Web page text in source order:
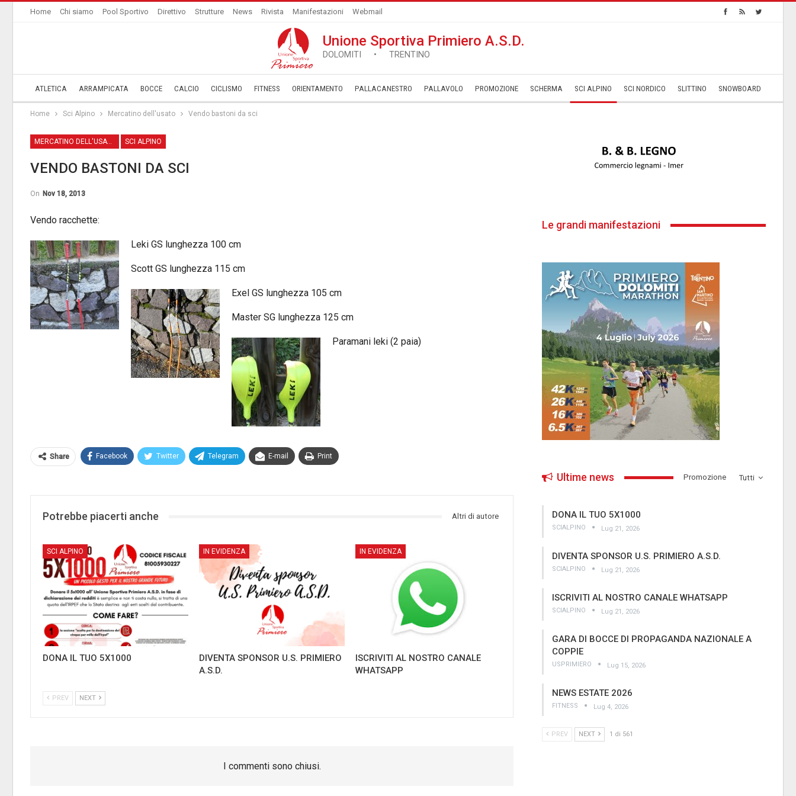
Home Chi siamo Pool Sportivo Direttivo Strutture News Rivista Manifestazioni Webmail
Unione Sportiva Primiero A.S.D.
DOLOMITI • TRENTINO
ATLETICA ARRAMPICATA BOCCE CALCIO CICLISMO FITNESS ORIENTAMENTO PALLACANESTRO PALLAVOLO ­PROMOZIONE SCHERMA SCI ALPINO SCI NORDICO SLITTINO SNOWBOARD
Home Sci Alpino Mercatino dell'usato Vendo bastoni da sci
MERCATINO DELL'USATO SCI ALPINO
VENDO BASTONI DA SCI
On Nov 18, 2013
Vendo racchette:
Leki GS lunghezza 100 cm
Scott GS lunghezza 115 cm
Exel GS lunghezza 105 cm
Master SG lunghezza 125 cm
Paramani leki (2 paia)
Share Facebook Twitter Telegram E-mail Print
Potrebbe piacerti anche Altri di autore
SCI ALPINO
DONA IL TUO 5X1000
IN EVIDENZA
DIVENTA SPONSOR U.S. PRIMIERO
A.S.D.
IN EVIDENZA
ISCRIVITI AL NOSTRO CANALE
WHATSAPP
PREV NEXT
I commenti sono chiusi.
Le grandi manifestazioni
Tutti
Ultime news ­Promozione
DONA IL TUO 5X1000
SCIALPINO Lug 21, 2026
DIVENTA SPONSOR U.S. PRIMIERO A.S.D.
SCIALPINO Lug 21, 2026
ISCRIVITI AL NOSTRO CANALE WHATSAPP
SCIALPINO Lug 21, 2026
GARA DI BOCCE DI PROPAGANDA NAZIONALE A
COPPIE
USPRIMIERO Lug 15, 2026
NEWS ESTATE 2026
FITNESS Lug 4, 2026
PREV NEXT 1 di 561